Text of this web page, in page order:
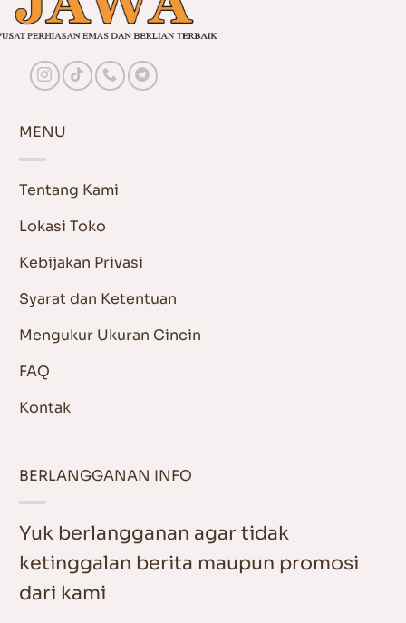
MENU
Tentang Kami
Lokasi Toko
Kebijakan Privasi
Syarat dan Ketentuan
Mengukur Ukuran Cincin
FAQ
Kontak
BERLANGGANAN INFO
Yuk berlangganan agar tidak
ketinggalan berita maupun promosi
dari kami